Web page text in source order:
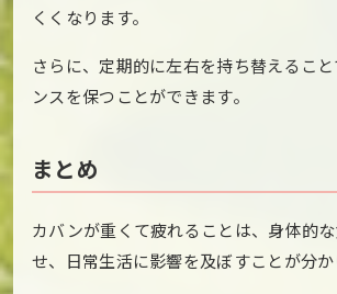
くくなります。
さらに、定期的に左右を持ち替えるこ
ンスを保つことができます。
まとめ
カバンが重くて疲れることは、身体的
せ、日常生活に影響を及ぼすことが分か